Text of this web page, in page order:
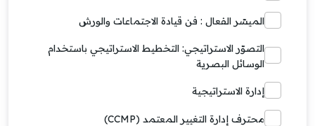
الميسّر الفعال : فن قيادة الاجتماعات والورش
التصوّر الاستراتيجي: التخطيط الاستراتيجي باستخدام
الوسائل البصرية
إدارة الاستراتيجية
محترف إدارة التغيير المعتمد (CCMP)